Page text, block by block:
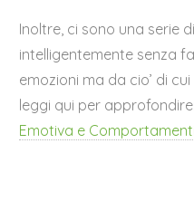
Inoltre, ci sono una serie
intelligentemente senza
emozioni ma da cio’ di
leggi qui per approfondire:
Emotiva e